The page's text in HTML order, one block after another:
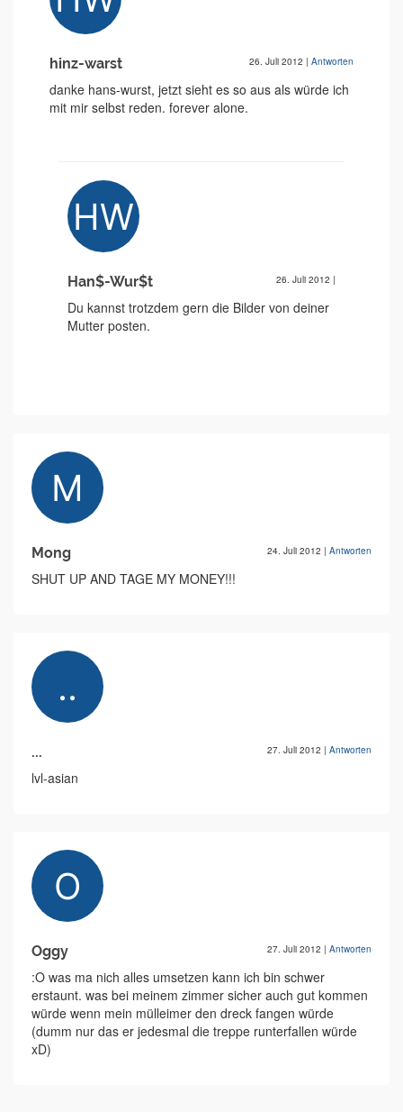
hinz-warst 26. Juli 2012 | Antworten
danke hans-wurst, jetzt sieht es so aus als würde ich
mit mir selbst reden. forever alone.
Han$-Wur$t 26. Juli 2012 |
Du kannst trotzdem gern die Bilder von deiner
Mutter posten.
Mong 24. Juli 2012 | Antworten
SHUT UP AND TAGE MY MONEY!!!
... 27. Juli 2012 | Antworten
lvl-asian
Oggy 27. Juli 2012 | Antworten
:O was ma nich alles umsetzen kann ich bin schwer
erstaunt. was bei meinem zimmer sicher auch gut kommen
würde wenn mein mülleimer den dreck fangen würde
(dumm nur das er jedesmal die treppe runterfallen würde
xD)